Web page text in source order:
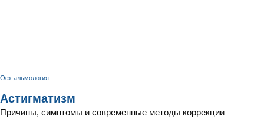
Офтальмология
Астигматизм
Причины, симптомы и современные методы коррекции